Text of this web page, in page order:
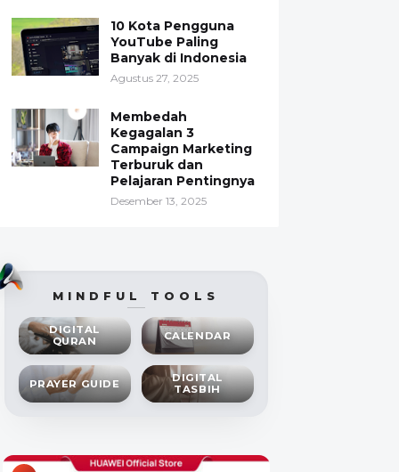
10 Kota Pengguna
YouTube Paling
Banyak di Indonesia
Agustus 27, 2025
Membedah
Kegagalan 3
Campaign Marketing
Terburuk dan
Pelajaran Pentingnya
Desember 13, 2025
MINDFUL TOOLS
DIGITAL
QURAN
CALENDAR
PRAYER GUIDE
DIGITAL
TASBIH